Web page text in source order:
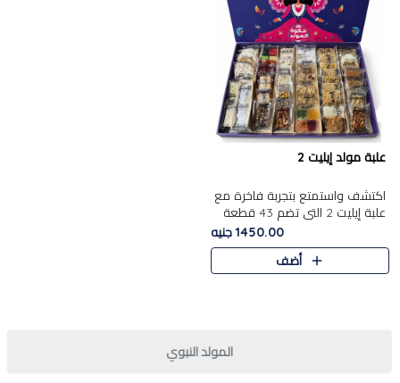
علبة مولد إيليت 2
اكتشف واستمتع بتجربة فاخرة مع
علبة إيليت 2 التي تضم 43 قطعة
تشكيلة من أرقى حلويات المولد
الشرقية المصرية الأصيلة ,معروضة
بشكل جميل في علبة أ..
1450.00 جنيه
أضف
المولد النبوي